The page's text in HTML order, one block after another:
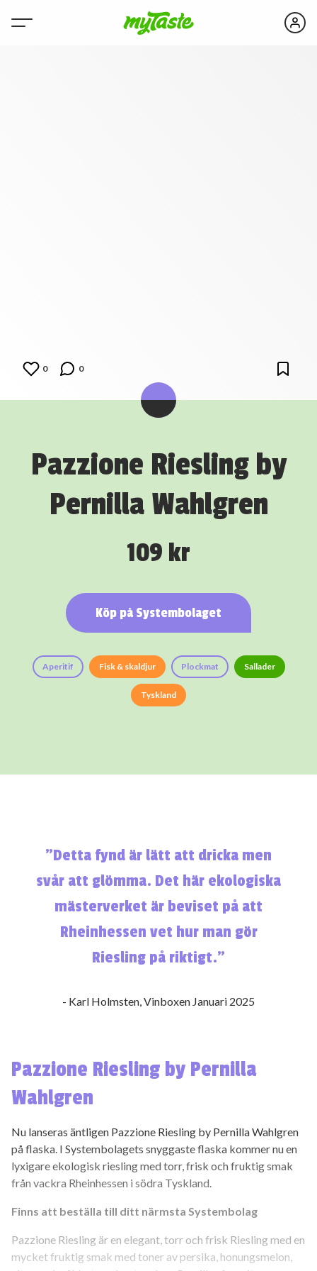
0 0
Pazzione Riesling by
Pernilla Wahlgren
109 kr
Köp på Systembolaget
Aperitif Fisk & skaldjur Plockmat Sallader
Tyskland
”Detta fynd är lätt att dricka men
svår att glömma. Det här ekologiska
mästerverket är beviset på att
Rheinhessen vet hur man gör
Riesling på riktigt.”
- Karl Holmsten, Vinboxen Januari 2025
Pazzione Riesling by Pernilla
Wahlgren
Nu lanseras äntligen Pazzione Riesling by Pernilla Wahlgren
på flaska. I Systembolagets snyggaste flaska kommer nu en
lyxigare ekologisk riesling med torr, frisk och fruktig smak
från vackra Rheinhessen i södra Tyskland.
Finns att beställa till ditt närmsta Systembolag
Pazzione Riesling är en elegant, torr och frisk Riesling med en
mycket fruktig smak med toner av persika, honungsmelon,